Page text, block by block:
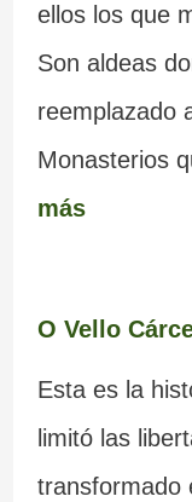
ellos los que
Son aldeas
reemplazado
Monasterios
más
O Vello
Esta es la
limitó las
transformado